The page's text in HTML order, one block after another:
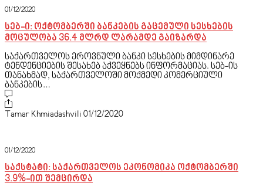
01/12/2020
სებ-ი: ოქტომბერში ბანკების გაცემული სესხების
მოცულობა 36.4 მლრდ ლარამდე გაიზარდა
საქართველოს ეროვნული ბანკი სესხების მიმდინარე
ტენდენციების შესახებ აქვეყნებს ინფორმაციას. სებ-ის
თანახმად, საქართველოში მოქმედი კომერციული
ბანკების…
Tamar Khmiadashvili 01/12/2020
01/12/2020
საქსტატი: საქართველოს ეკონომიკა ოქტომბერში
3.9%-ით შემცირდა